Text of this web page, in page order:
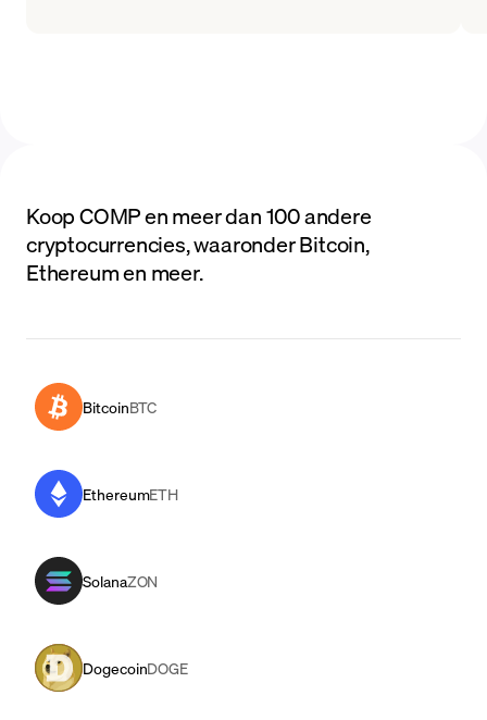
Koop COMP en meer dan 100 andere
cryptocurrencies, waaronder Bitcoin,
Ethereum en meer.
BitcoinBTC
EthereumETH
SolanaZON
DogecoinDOGE